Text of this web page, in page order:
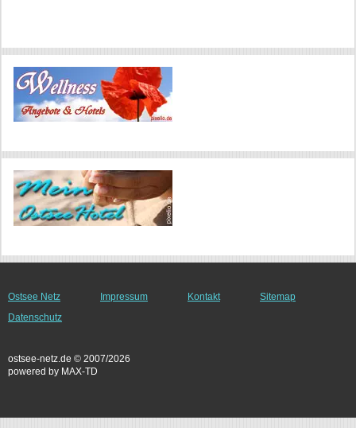
Ostsee Netz Impressum Kontakt
Sitemap
Datenschutz
ostsee-netz.de © 2007/2026
powered by MAX-TD